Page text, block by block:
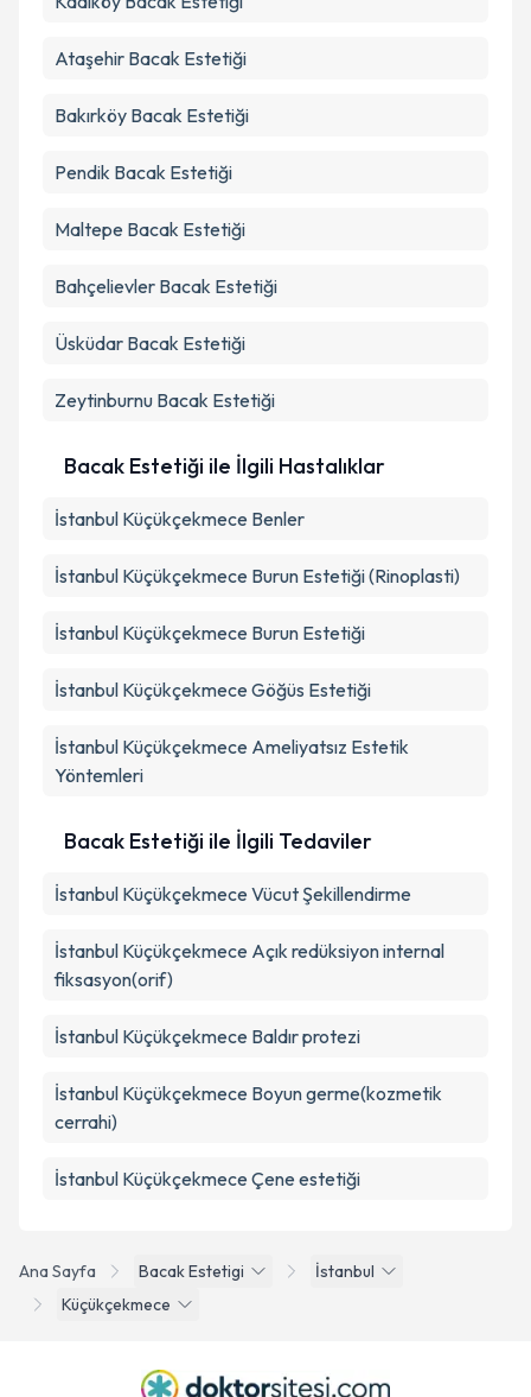
Ana Sayfa Bacak Estetigi
İstanbul
Küçükçekmece
Ataşehir Bacak Estetiği
Bakırköy Bacak Estetiği
Pendik Bacak Estetiği
Maltepe Bacak Estetiği
Bahçelievler Bacak Estetiği
Üsküdar Bacak Estetiği
Zeytinburnu Bacak Estetiği
Bacak Estetiği ile İlgili Hastalıklar
İstanbul Küçükçekmece Benler
İstanbul Küçükçekmece Burun Estetiği (Rinoplasti)
İstanbul Küçükçekmece Burun Estetiği
İstanbul Küçükçekmece Göğüs Estetiği
İstanbul Küçükçekmece Ameliyatsız Estetik
Yöntemleri
Bacak Estetiği ile İlgili Tedaviler
İstanbul Küçükçekmece Vücut Şekillendirme
İstanbul Küçükçekmece Açık redüksiyon internal
fiksasyon(orif)
İstanbul Küçükçekmece Baldır protezi
İstanbul Küçükçekmece Boyun germe(kozmetik
cerrahi)
İstanbul Küçükçekmece Çene estetiği